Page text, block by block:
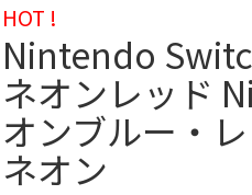
HOT !
Nintendo
ネオンレッド
オンブルー・
ネオン